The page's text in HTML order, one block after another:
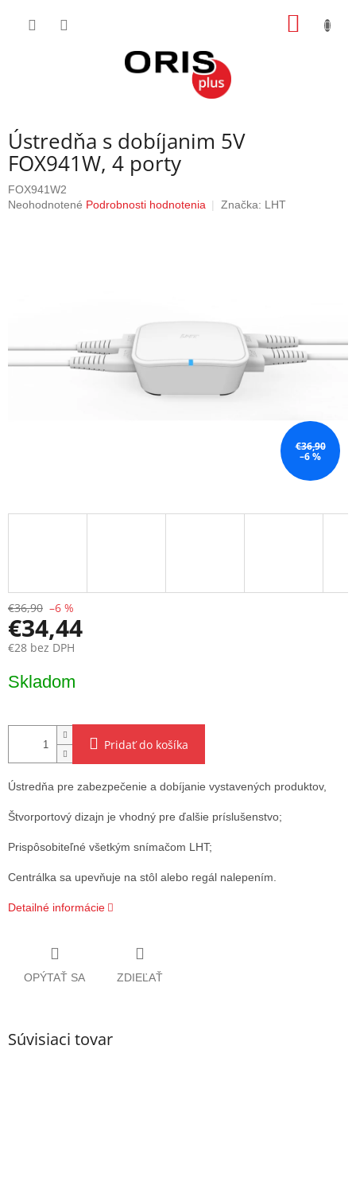
Ústredňa s dobíjanim 5V
FOX941W, 4 porty
FOX941W2
Priemerné
Neohodnotené Podrobnosti hodnotenia Značka: LHT
€36,90
–6 %
€36,90 –6 %
€34,44
€28 bez DPH
cena:
Skladom
Pridať do košíka
Ústredňa pre zabezpečenie a dobíjanie vystavených produktov,
Štvorportový dizajn je vhodný pre ďalšie príslušenstvo;
Prispôsobiteľné všetkým snímačom LHT;
Centrálka sa upevňuje na stôl alebo regál nalepením.
Detailné informácie
OPÝTAŤ SA ZDIEĽAŤ
Súvisiaci tovar